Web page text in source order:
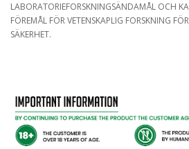
LABORATORIEFORSKNINGSÄNDAMÅL OCH
FÖREMÅL FÖR VETENSKAPLIG FORSKNING
SÄKERHET.